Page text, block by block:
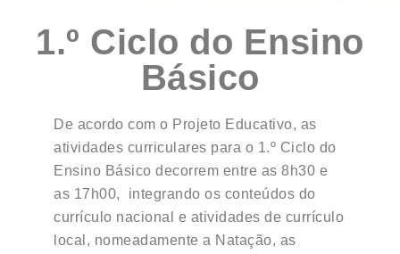
1.º Ciclo do Ensino
Básico
De acordo com o Projeto Educativo, as
atividades curriculares para o 1.º Ciclo do
Ensino Básico decorrem entre as 8h30 e
as 17h00, integrando os conteúdos do
currículo nacional e atividades de currículo
local, nomeadamente a Natação, as